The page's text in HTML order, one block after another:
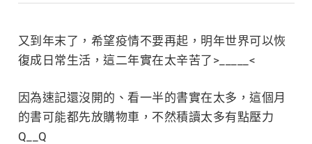
又到年末了，希望疫情不要再起，明年世界可以恢
復成日常生活，這二年實在太辛苦了>_____<
因為速記還沒開的、看一半的書實在太多，這個月
的書可能都先放購物車，不然積讀太多有點壓力
Q__Q